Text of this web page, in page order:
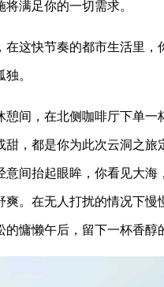
满足你的一切需求。
这快节奏的都市生活里，
。
间，在北侧咖啡厅下单一
甜，都是你为此次云洞之旅
意间抬起眼眸，你看见大海
爽。在无人打扰的情况下慢
慵懒午后，留下一杯香醇